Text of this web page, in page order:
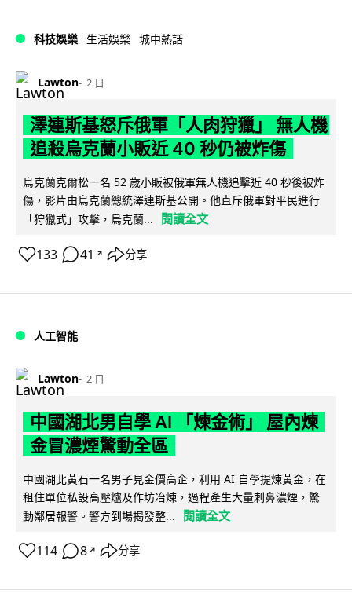
科技娛樂 生活娛樂 城中熱話
Lawton 2 日
澤連斯基怒斥俄軍「人肉狩獵」 無人機
追殺烏克蘭小販近 40 秒仍被炸傷
烏克蘭克爾松一名 52 歲小販被俄軍無人機追擊近 40 秒後被炸
傷，影片由烏克蘭總統澤連斯基公開。他直斥俄軍對平民進行
「狩獵式」攻擊，烏克蘭...
閱讀全文
133 41 ↗ 分享
人工智能
Lawton 2 日
中國湖北男自學 AI 「煉金術」 屋內煉
金冒濃煙驚動全區
中國湖北黃石一名男子見金價高企，利用 AI 自學提煉黃金，在
租住單位私設高壓爐及作坊冶煉，過程產生大量刺鼻濃煙，驚
動鄰居報警。警方到場揭發整...
閱讀全文
114 8 ↗ 分享